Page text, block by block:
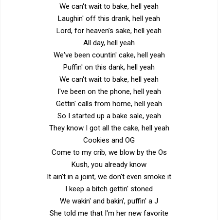
We can't wait to bake, hell yeah
Laughin' off this drank, hell yeah
Lord, for heaven’s sake, hell yeah
All day, hell yeah
We've been countin' cake, hell yeah
Puffin' on this dank, hell yeah
We can't wait to bake, hell yeah
I've been on the phone, hell yeah
Gettin' calls from home, hell yeah
So I started up a bake sale, yeah
They know I got all the cake, hell yeah
Cookies and OG
Come to my crib, we blow by the Os
Kush, you already know
It ain't in a joint, we don't even smoke it
I keep a bitch gettin' stoned
We wakin' and bakin', puffin' a J
She told me that I'm her new favorite